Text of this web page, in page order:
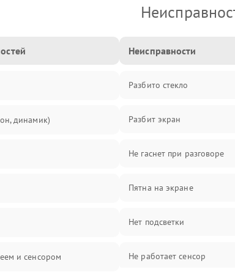
динамик)
и сенсором
Неисправности
Разбито стекло
Разбит экран
Не гаснет при разговоре
Пятна на экране
Нет подсветки
Не работает сенсор